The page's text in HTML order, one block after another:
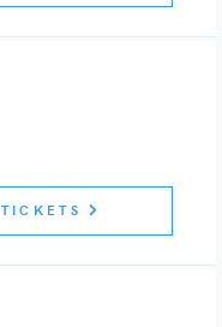
TICKETS